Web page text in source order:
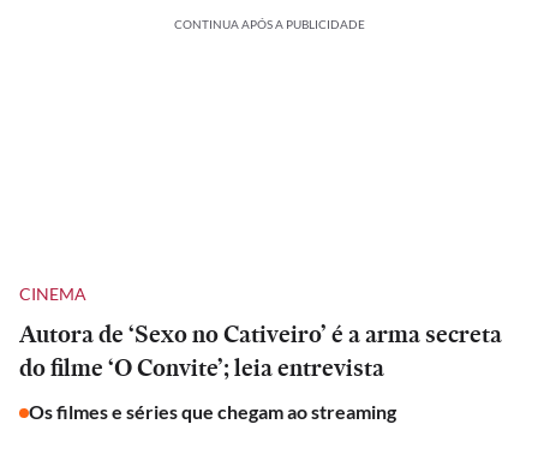
CONTINUA APÓS A PUBLICIDADE
CINEMA
Autora de ‘Sexo no Cativeiro’ é a arma secreta
do filme ‘O Convite’; leia entrevista
Os filmes e séries que chegam ao streaming